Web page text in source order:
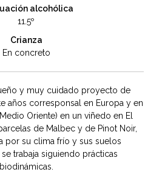
alcohólica
11.5º
Crianza
En concreto
y muy cuidado proyecto de
años corresponsal en Europa y en
Oriente) en un viñedo en El
de Malbec y de Pinot Noir,
por su clima frío y sus suelos
trabaja siguiendo prácticas
biodinámicas.